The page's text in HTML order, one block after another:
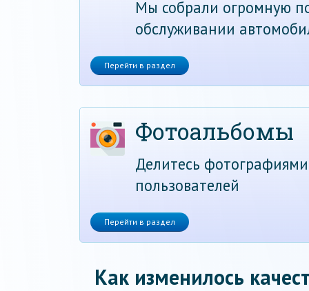
Мы собрали огромную
обслуживании
Перейти в раздел
Фотоальбомы
Делитесь
пользователей
Перейти в раздел
Как изменилось